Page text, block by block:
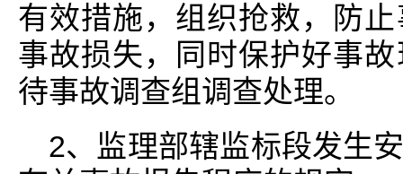
有效措施，组织抢救，防
事故损失，同时保护好事
待事故调查组调查处理。
2、监理部辖监标段发生